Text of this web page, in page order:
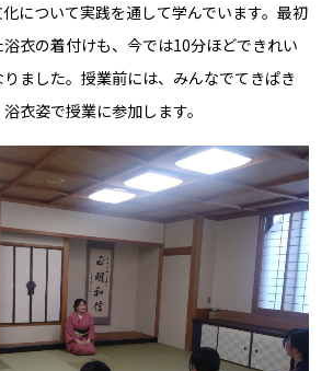
について実践を通して学んでいます。最初
衣の着付けも、今では10分ほどできれい
ました。授業前には、みんなでてきぱき
衣姿で授業に参加します。